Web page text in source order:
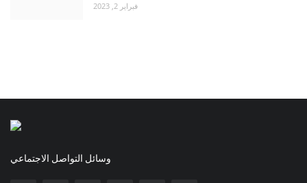
فبراير 2, 2023
وسائل التواصل الاجتماعي